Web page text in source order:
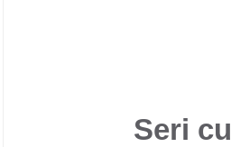
Seri